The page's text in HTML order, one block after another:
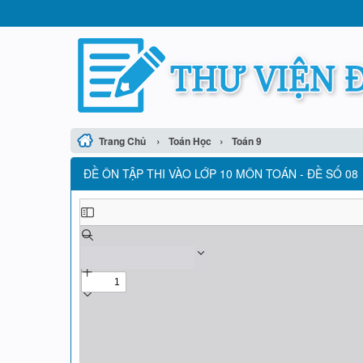
Trang Chủ › Toán Học › Toán 9
ĐỀ ÔN TẬP THI VÀO LỚP 10 MÔN TOÁN - ĐỀ SỐ 08